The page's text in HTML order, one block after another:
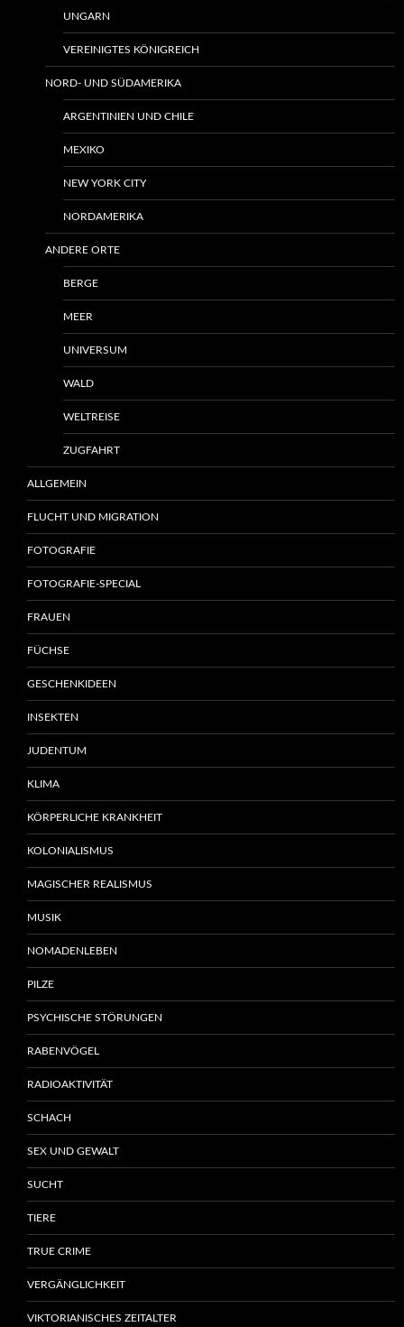
UNGARN
VEREINIGTES KÖNIGREICH
NORD- UND SÜDAMERIKA
ARGENTINIEN UND CHILE
MEXIKO
NEW YORK CITY
NORDAMERIKA
ANDERE ORTE
BERGE
MEER
UNIVERSUM
WALD
WELTREISE
ZUGFAHRT
ALLGEMEIN
FLUCHT UND MIGRATION
FOTOGRAFIE
FOTOGRAFIE-SPECIAL
FRAUEN
FÜCHSE
GESCHENKIDEEN
INSEKTEN
JUDENTUM
KLIMA
KÖRPERLICHE KRANKHEIT
KOLONIALISMUS
MAGISCHER REALISMUS
MUSIK
NOMADENLEBEN
PILZE
PSYCHISCHE STÖRUNGEN
RABENVÖGEL
RADIOAKTIVITÄT
SCHACH
SEX UND GEWALT
SUCHT
TIERE
TRUE CRIME
VERGÄNGLICHKEIT
VIKTORIANISCHES ZEITALTER